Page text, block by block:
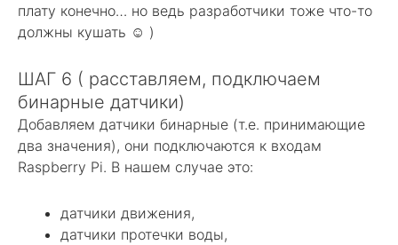
плату конечно… но ведь разработчики тоже что-то
должны кушать ☺ )
ШАГ 6 ( расставляем, подключаем
бинарные датчики)
Добавляем датчики бинарные (т.е. принимающие
два значения), они подключаются к входам
Raspberry Pi. В нашем случае это:
датчики движения,
датчики протечки воды,